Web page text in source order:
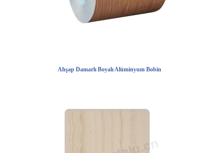
Ahşap Damarlı Boyalı Alüminyum Bobin